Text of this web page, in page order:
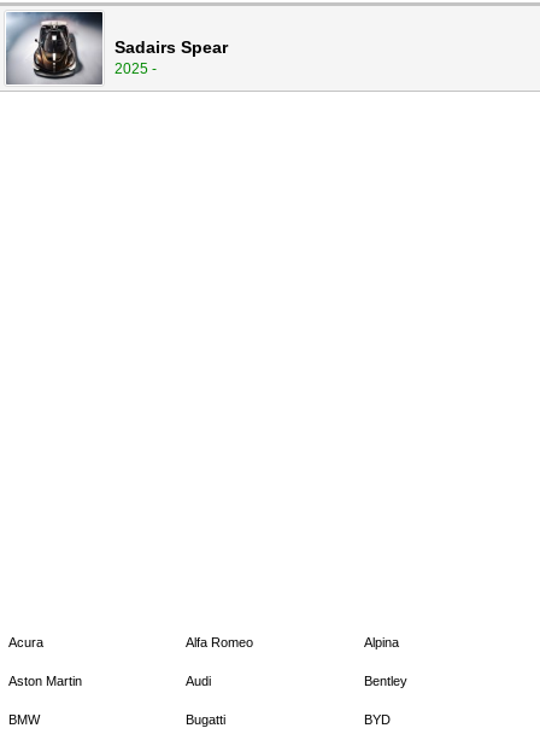
Sadairs Spear
2025 -
Acura Alfa Romeo Alpina
Aston Martin Audi Bentley
BMW Bugatti BYD